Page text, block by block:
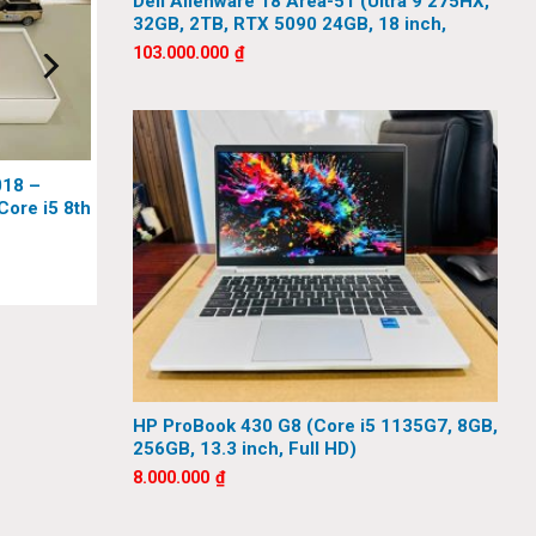
–
i5 8th
32GB, 2TB, RTX 5090 24GB, 18 inch,
QHD+, 300Hz)
103.000.000 ₫
HP ProBook 430 G8 (Core i5 1135G7, 8GB,
256GB, 13.3 inch, Full HD)
8.000.000 ₫